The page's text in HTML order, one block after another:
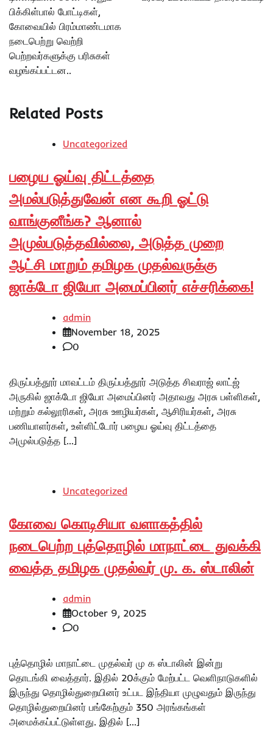
பிக்கிள்பால் போட்டிகள்,
கோவையில் பிரம்மாண்டமாக
நடைபெற்று வெற்றி
பெற்றவர்களுக்கு பரிசுகள்
வழங்கப்பட்டன..
Related Posts
Uncategorized
பழைய ஓய்வு திட்டத்தை
அமல்படுத்துவேன் என கூறி ஓட்டு
வாங்குனீங்க? ஆனால்
அமுல்படுத்தவில்லை, அடுத்த முறை
ஆட்சி மாறும் தமிழக முதல்வருக்கு
ஜாக்டோ ஜியோ அமைப்பினர் எச்சரிக்கை!
admin
November 18, 2025
0
திருப்பத்தூர் மாவட்டம் திருப்பத்தூர் அடுத்த சிவராஜ் லாட்ஜ்
அருகில் ஜாக்டோ ஜியோ அமைப்பினர் அதாவது அரசு பள்ளிகள்,
மற்றும் கல்லூரிகள், அரசு ஊழியர்கள், ஆசிரியர்கள், அரசு
பணியாளர்கள், உள்ளிட்டோர் பழைய ஓய்வு திட்டத்தை
அமுல்படுத்த […]
Uncategorized
கோவை கொடிசியா வளாகத்தில்
நடைபெற்ற புத்தொழில் மாநாட்டை துவக்கி
வைத்த தமிழக முதல்வர் மு. க. ஸ்டாலின்
admin
October 9, 2025
0
புத்தொழில் மாநாட்டை முதல்வர் மு க ஸ்டாலின் இன்று
தொடங்கி வைத்தார். இதில் 20க்கும் மேற்பட்ட வெளிநாடுகளில்
இருந்து தொழில்துறையினர் உட்பட இந்தியா முழுவதும் இருந்து
தொழில்துறையினர் பங்கேற்கும் 350 அரங்கங்கள்
அமைக்கப்பட்டுள்ளது. இதில் […]